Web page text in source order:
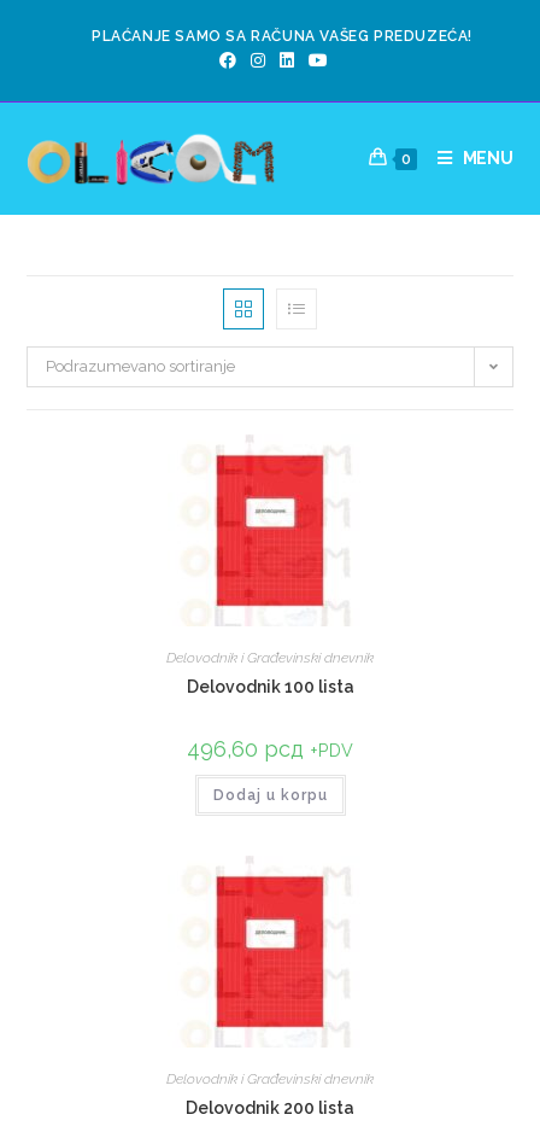
PLAĆANJE SAMO SA RAČUNA VAŠEG PREDUZEĆA!
0 MENU
Podrazumevano sortiranje
Delovodnik i Građevinski dnevnik
Delovodnik 100 lista
496,60 рсд +PDV
Dodaj u korpu
Delovodnik i Građevinski dnevnik
Delovodnik 200 lista